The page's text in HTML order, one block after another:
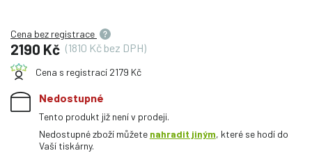
Cena bez registrace
2190 Kč (1810 Kč bez DPH)
Cena s registrací 2179 Kč
Nedostupné
Tento produkt již není v prodeji.
Nedostupné zboží můžete nahradit jiným, které se hodí do
Vaší tiskárny.